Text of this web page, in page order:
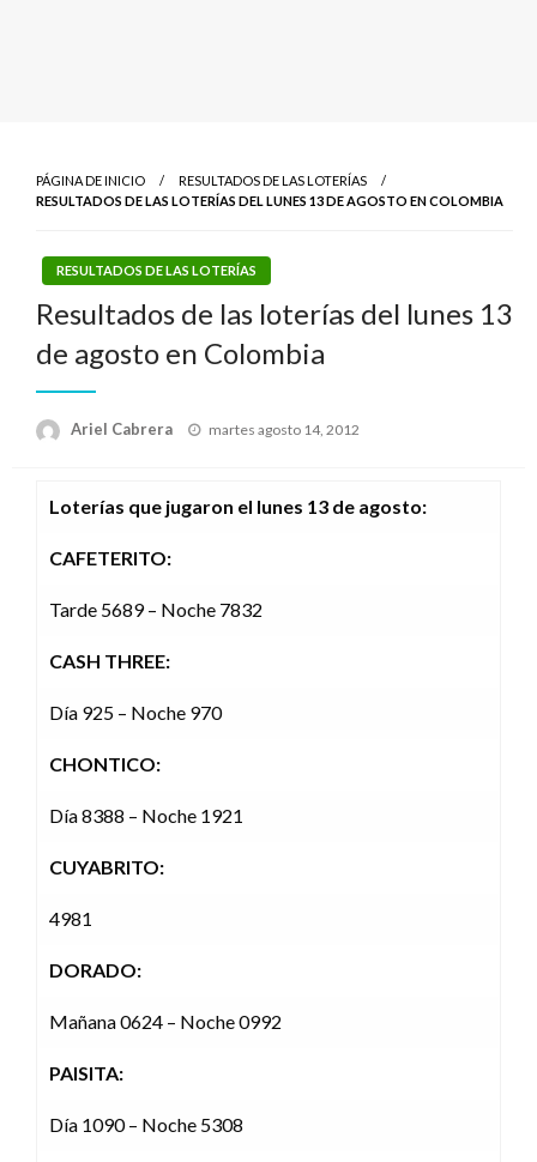
PÁGINA DE INICIO
RESULTADOS DE LAS LOTERÍAS
RESULTADOS DE LAS LOTERÍAS DEL LUNES 13 DE AGOSTO EN COLOMBIA
RESULTADOS DE LAS LOTERÍAS
Resultados de las loterías del lunes 13
de agosto en Colombia
Ariel Cabrera
Publicado
martes agosto 14, 2012
Loterías que jugaron el lunes 13 de agosto:
CAFETERITO:
Tarde 5689 – Noche 7832
CASH THREE:
Día 925 – Noche 970
CHONTICO:
Día 8388 – Noche 1921
CUYABRITO:
4981
DORADO:
Mañana 0624 – Noche 0992
PAISITA:
Día 1090 – Noche 5308